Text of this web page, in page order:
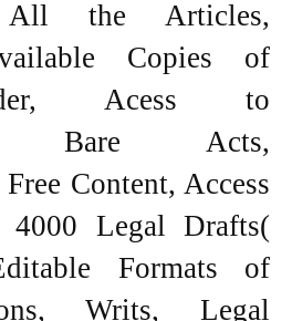
the Articles,
Copies of
Order, Acess to
Bare Acts,
Content, Access
Legal Drafts(
Formats of
Writs, Legal